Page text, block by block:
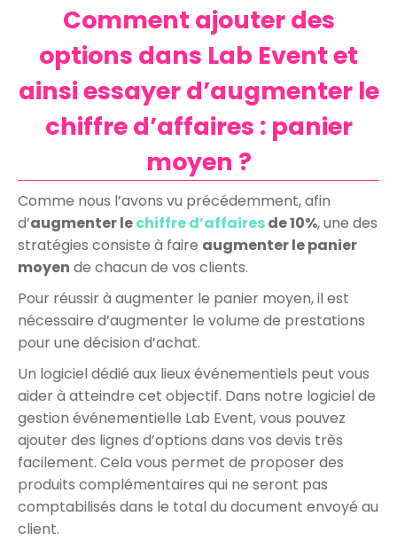
Comment ajouter des
options dans Lab Event et
ainsi essayer d’augmenter le
chiffre d’affaires : panier
moyen ?
Comme nous l’avons vu précédemment, afin
d’augmenter lechiffre d’affairesde 10%, une des
stratégies consiste à faire augmenter le panier
moyen de chacun de vos clients.
Pour réussir à augmenter le panier moyen, il est
nécessaire d’augmenter le volume de prestations
pour une décision d’achat.
Un logiciel dédié aux lieux événementiels peut vous
aider à atteindre cet objectif. Dans notre logiciel de
gestion événementielle Lab Event, vous pouvez
ajouter des lignes d’options dans vos devis très
facilement. Cela vous permet de proposer des
produits complémentaires qui ne seront pas
comptabilisés dans le total du document envoyé au
client.